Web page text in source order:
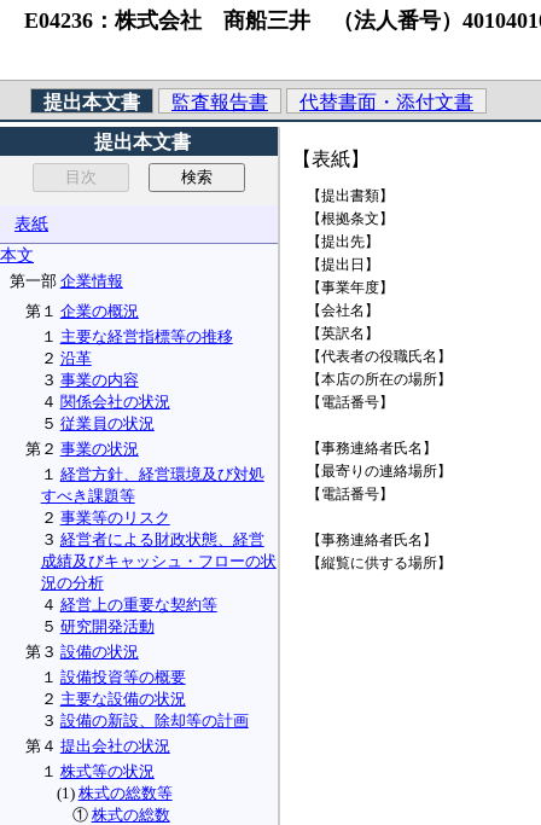
E04236：株式会社 商船三井 （法人番号）
提出本文書 監査報告書
代替書面・添付文書
提出本文書